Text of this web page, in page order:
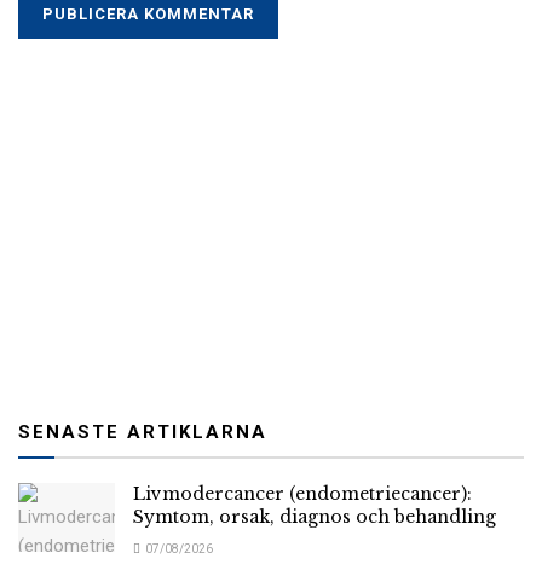
SENASTE ARTIKLARNA
Livmodercancer (endometriecancer):
Symtom, orsak, diagnos och behandling
07/08/2026